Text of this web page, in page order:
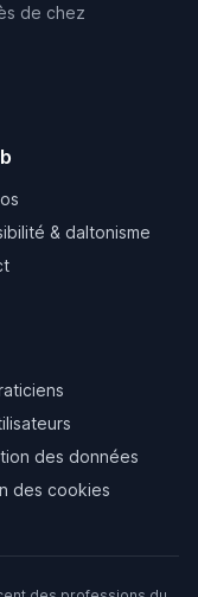
de chez
& daltonisme
des données
des cookies